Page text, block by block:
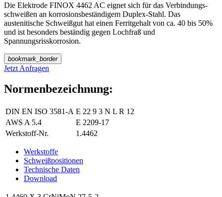
Die Elektrode FINOX 4462 AC eignet sich für das Verbindungs­
schweißen an korrosionsbeständigem Duplex-Stahl. Das
austenitische Schweißgut hat einen Ferritgehalt von ca. 40 bis 50%
und ist besonders beständig gegen Lochfraß und
Spannungsrisskorrosion.
bookmark_border
Jetzt Anfragen
Normenbezeichnung:
DIN EN ISO 3581-A E 22 9 3 N L R 12
AWS A 5.4
E 2209-17
Werkstoff-Nr.
1.4462
Werkstoffe
Schweißpositionen
Technische Daten
Download